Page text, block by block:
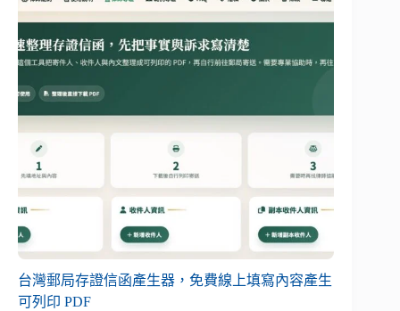
台灣郵局存證信函產生器，免費線上填寫內容產生
可列印 PDF